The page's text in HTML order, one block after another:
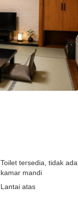
Toilet tersedia, tidak ada
kamar mandi
Lantai atas